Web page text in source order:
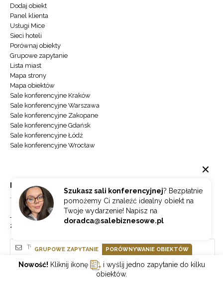
Szukasz sali konferencyjnej? Bezpłatnie
pomożemy Ci znaleźć idealny obiekt na
Twoje wydarzenie! Napisz na
doradca@salebiznesowe.pl
Dodaj obiekt
Panel klienta
Usługi Mice
Sieci hoteli
Porównaj obiekty
Grupowe zapytanie
Lista miast
Mapa strony
Mapa obiektów
Sale konferencyjne Kraków
Sale konferencyjne Warszawa
Sale konferencyjne Zakopane
Sale konferencyjne Gdańsk
Sale konferencyjne Łódź
Sale konferencyjne Wrocław
NEWSLETTER
Jeżeli chcesz otrzymywać najnowsze informacje o branży hotelowej
zapisz się do naszego newslettera.
GRUPOWE ZAPYTANIE PORÓWNYWANIE OBIEKTÓW
Nowość! Kliknij ikonę
i wyślij jedno zapytanie do kilku
obiektów.